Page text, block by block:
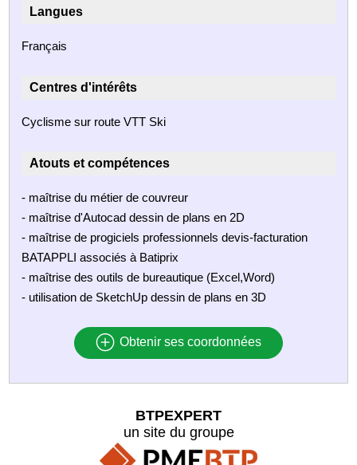
Langues
Français
Centres d'intérêts
Cyclisme sur route VTT Ski
Atouts et compétences
- maîtrise du métier de couvreur
- maîtrise d'Autocad dessin de plans en 2D
- maîtrise de progiciels professionnels devis-facturation
BATAPPLI associés à Batiprix
- maîtrise des outils de bureautique (Excel,Word)
- utilisation de SketchUp dessin de plans en 3D
Obtenir ses coordonnées
BTPEXPERT
un site du groupe